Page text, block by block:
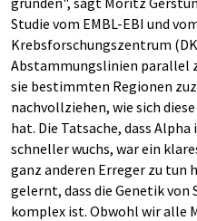
Studie vom EMBL-EBI und
Krebsforschungszentrum
Abstammungslinien parallel
sie bestimmten Regionen
nachvollziehen, wie sich
hat. Die Tatsache, dass
schneller wuchs, war ein
ganz anderen Erreger zu tun
gelernt, dass die Genetik von
komplex ist. Obwohl wir alle